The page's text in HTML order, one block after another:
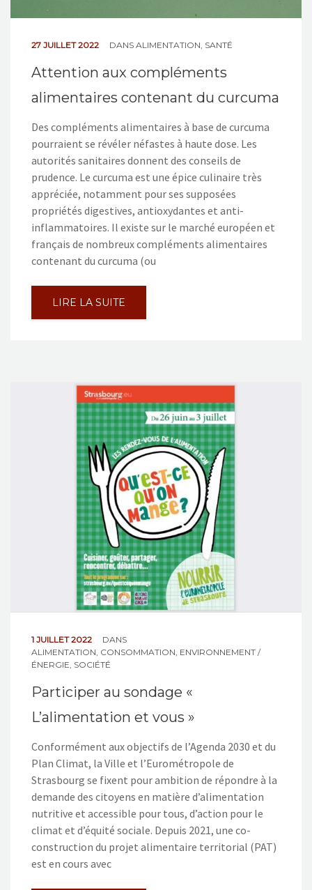
27 JUILLET 2022 DANS ALIMENTATION SANTÉ
Attention aux compléments
alimentaires contenant du curcuma
Des compléments alimentaires à base de curcuma
pourraient se révéler néfastes à haute dose. Les
autorités sanitaires donnent des conseils de
prudence. Le curcuma est une épice culinaire très
appréciée, notamment pour ses supposées
propriétés digestives, antioxydantes et anti-
inflammatoires. Il existe sur le marché européen et
français de nombreux compléments alimentaires
contenant du curcuma (ou
LIRE LA SUITE
1 JUILLET 2022
DANS
ALIMENTATION CONSOMMATION ENVIRONNEMENT /
ÉNERGIE SOCIÉTÉ
Participer au sondage «
L’alimentation et vous »
Conformément aux objectifs de l’Agenda 2030 et du
Plan Climat, la Ville et l’Eurométropole de
Strasbourg se fixent pour ambition de répondre à la
demande des citoyens en matière d’alimentation
nutritive et accessible pour tous, d’action pour le
climat et d’équité sociale. Depuis 2021, une co-
construction du projet alimentaire territorial (PAT)
est en cours avec